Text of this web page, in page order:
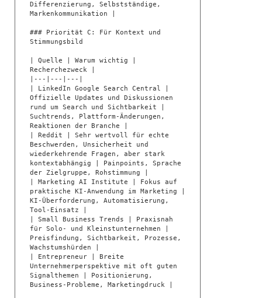
Differenzierung, Selbstständige,
Markenkommunikation |
### Priorität C: Für Kontext und
Stimmungsbild
| Quelle | Warum wichtig |
Recherchezweck |
|---|---|---|
| LinkedIn Google Search Central |
Offizielle Updates und Diskussionen
rund um Search und Sichtbarkeit |
Suchtrends, Plattform-Änderungen,
Reaktionen der Branche |
| Reddit | Sehr wertvoll für echte
Beschwerden, Unsicherheit und
wiederkehrende Fragen, aber stark
kontextabhängig | Painpoints, Sprache
der Zielgruppe, Rohstimmung |
| Marketing AI Institute | Fokus auf
praktische KI-Anwendung im Marketing |
KI-Überforderung, Automatisierung,
Tool-Einsatz |
| Small Business Trends | Praxisnah
für Solo- und Kleinstunternehmen |
Preisfindung, Sichtbarkeit, Prozesse,
Wachstumshürden |
| Entrepreneur | Breite
Unternehmerperspektive mit oft guten
Signalthemen | Positionierung,
Business-Probleme, Marketingdruck |